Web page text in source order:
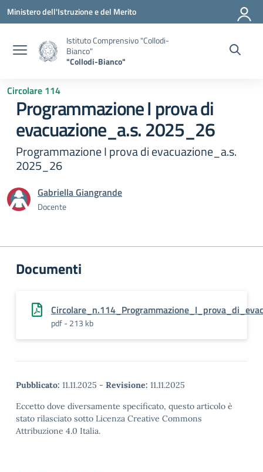
Vai ai contenuti
Vai al menu di navigazione
Vai al footer
Ministero dell'Istruzione e del Merito
Istituto Comprensivo "Collodi-
Bianco"
"Collodi-Bianco"
Circolare 114
Programmazione I prova di
evacuazione_a.s. 2025_26
Programmazione I prova di evacuazione_a.s.
2025_26
Gabriella Giangrande
Docente
Documenti
pdf - 213 kb
Pubblicato: 11.11.2025 - Revisione: 11.11.2025
Eccetto dove diversamente specificato, questo articolo è
stato rilasciato sotto Licenza Creative Commons
Attribuzione 4.0 Italia.